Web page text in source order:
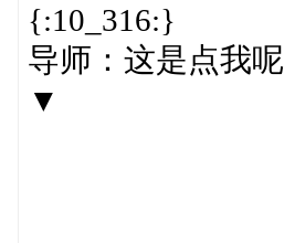
{:10_316:}
导师：这是点我呢
▼